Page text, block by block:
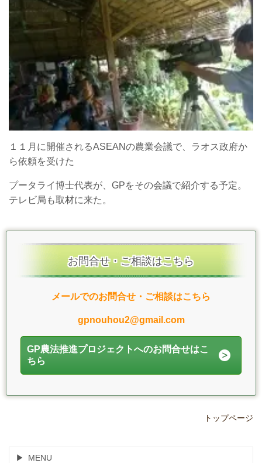
１１月に開催されるASEANの農業会議で、ラオス政府か
ら依頼を受けた
プータライ博士代表が、GPをその会議で紹介する予定。
テレビ局も取材に来た。
お問合せ・ご相談はこちら
メールでのお問合せ・ご相談はこちら
gpnouhou2@gmail.com
GP農法推進プロジェクトへのお問合せはこ
ちら
トップページ
MENU